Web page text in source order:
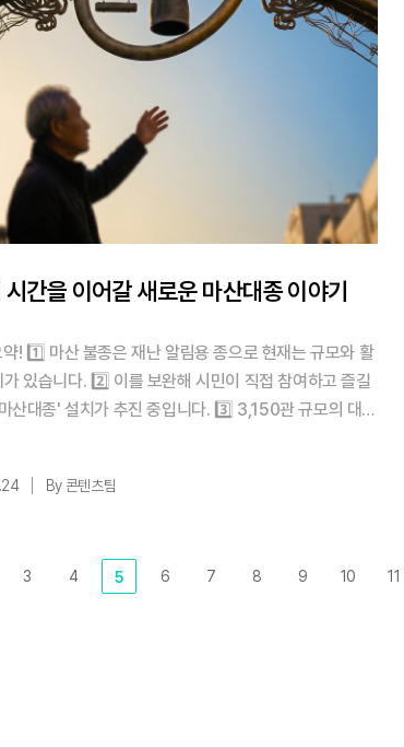
시간을 이어갈 새로운 마산대종 이야기
약! 1️⃣ 마산 불종은 재난 알림용 종으로 현재는 규모와 활
있습니다. 2️⃣ 이를 보완해 시민이 직접 참여하고 즐길
산대종' 설치가 추진 중입니다. 3️⃣ 3,150관 규모의 대종
지켜온 종, 그리고 지금의 이야기 더 많은 사람이 함께할
By 콘텐츠팀
3 4 5 6 7 8 9 10 11